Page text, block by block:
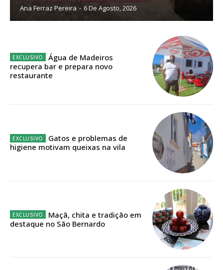
Planos de Assinatura
Faça-se assinante do Região de Cister e ajude-nos a manter este serviço
Sendo assinante terá acesso a todos os conteúdos exclusivos e versões
12 meses
Ana Ferraz Pereira - 6 De Agosto, 2026
Água de Madeiros
recupera bar e prepara novo
restaurante
Gatos e problemas de
higiene motivam queixas na vila
Maçã, chita e tradição em
destaque no São Bernardo